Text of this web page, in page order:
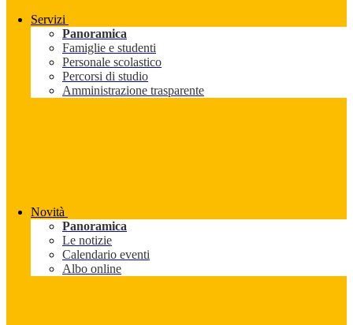
Servizi
Panoramica
Famiglie e studenti
Personale scolastico
Percorsi di studio
Amministrazione trasparente
Novità
Panoramica
Le notizie
Calendario eventi
Albo online